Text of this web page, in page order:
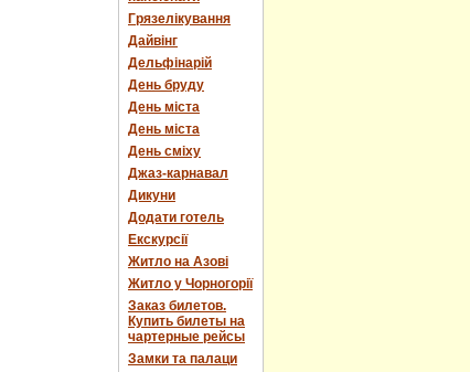
Грязелікування
Дайвінг
Дельфінарій
День бруду
День міста
День міста
День сміху
Джаз-карнавал
Дикуни
Додати готель
Екскурсії
Житло на Азові
Житло у Чорногорії
Заказ билетов.
Купить билеты на
чартерные рейсы
Замки та палаци